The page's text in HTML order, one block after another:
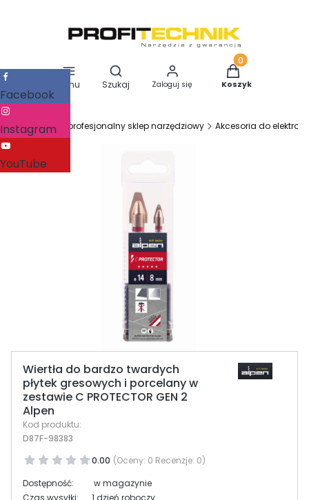
Menu
Otwórz wyszukiwarkę
Szukaj Zaloguj się
Produkty w
Koszyk
Profitechnik - profesjonalny sklep narzędziowy Akcesoria do
Wiertła do bardzo twardych
płytek gresowych i porcelany w
zestawie C PROTECTOR GEN 2
Alpen
Kod produktu:
D87F-98383
0.00 (Oceny: 0 Recenzje: 0)
Dostępność:
w magazynie
Czas wysyłki:
1 dzień roboczy
Facebook
Instagram
YouTube